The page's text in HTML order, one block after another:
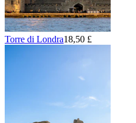
Torre di Londra18,50 £